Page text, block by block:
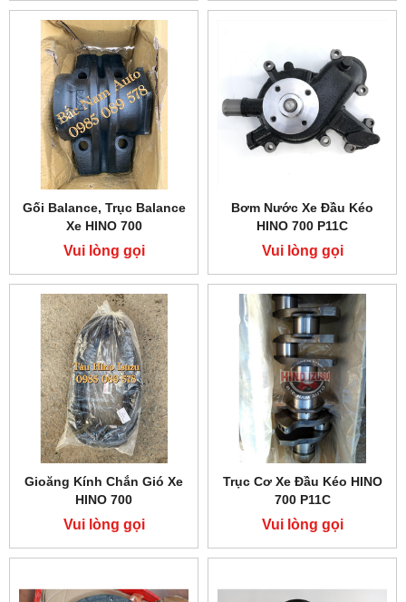
Gối Balance, Trục Balance
Xe HINO 700
Vui lòng gọi
Bơm Nước Xe Đầu Kéo
HINO 700 P11C
Vui lòng gọi
Gioăng Kính Chắn Gió Xe
HINO 700
Vui lòng gọi
Trục Cơ Xe Đầu Kéo HINO
700 P11C
Vui lòng gọi